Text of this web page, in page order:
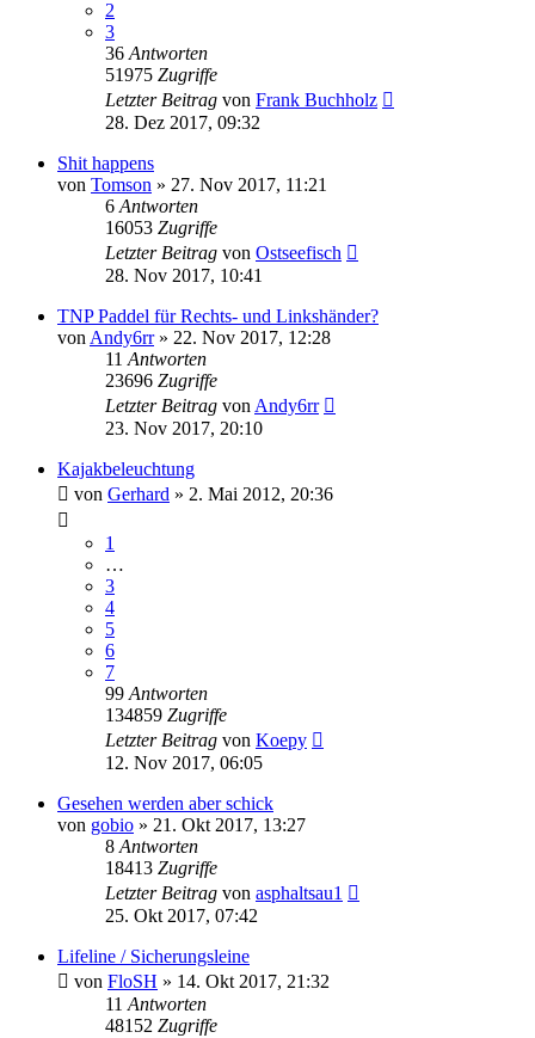
2
3
36 Antworten
51975 Zugriffe
Letzter Beitrag von Frank Buchholz
28. Dez 2017, 09:32
Shit happens
von Tomson » 27. Nov 2017, 11:21
6 Antworten
16053 Zugriffe
Letzter Beitrag von Ostseefisch
28. Nov 2017, 10:41
TNP Paddel für Rechts- und Linkshänder?
von Andy6rr» 22. Nov 2017, 12:28
11 Antworten
23696 Zugriffe
Letzter Beitrag von Andy6rr
23. Nov 2017, 20:10
Kajakbeleuchtung
von Gerhard » 2. Mai 2012, 20:36
1
…
3
4
5
6
7
99 Antworten
134859 Zugriffe
Letzter Beitrag von Koepy
12. Nov 2017, 06:05
Gesehen werden aber schick
von gobio » 21. Okt 2017, 13:27
8 Antworten
18413 Zugriffe
Letzter Beitrag von asphaltsau1
25. Okt 2017, 07:42
Lifeline / Sicherungsleine
von FloSH » 14. Okt 2017, 21:32
11 Antworten
48152 Zugriffe